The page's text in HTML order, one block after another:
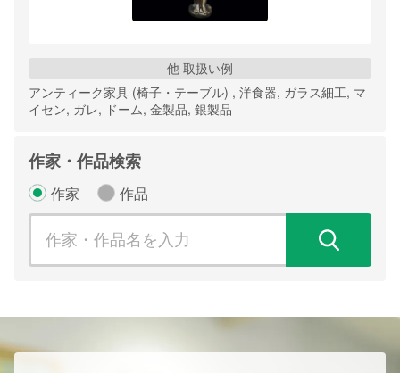
他 取扱い例
アンティーク家具 (椅子・テーブル) , 洋食器, ガラス細工, マ
イセン, ガレ, ドーム, 金製品, 銀製品
作家・作品検索
作家 作品